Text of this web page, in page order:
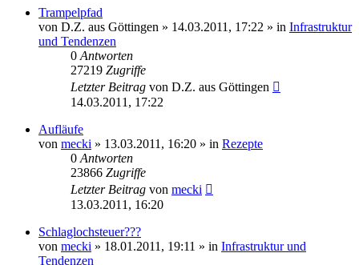
Trampelpfad
von D.Z. aus Göttingen » 14.03.2011, 17:22 » in Infrastruktur
und Tendenzen
0 Antworten
27219 Zugriffe
Letzter Beitrag von D.Z. aus Göttingen
14.03.2011, 17:22
Aufläufe
von mecki » 13.03.2011, 16:20 » in Rezepte
0 Antworten
23866 Zugriffe
Letzter Beitrag von mecki
13.03.2011, 16:20
Schlaglochsteuer???
von mecki » 18.01.2011, 19:11 » in Infrastruktur und
Tendenzen